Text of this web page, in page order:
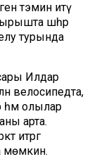
тәэмин итү
шәһәр
турында
Илдар
велосипедта,
һәм олылар
арта.
итәргә
мөмкин.